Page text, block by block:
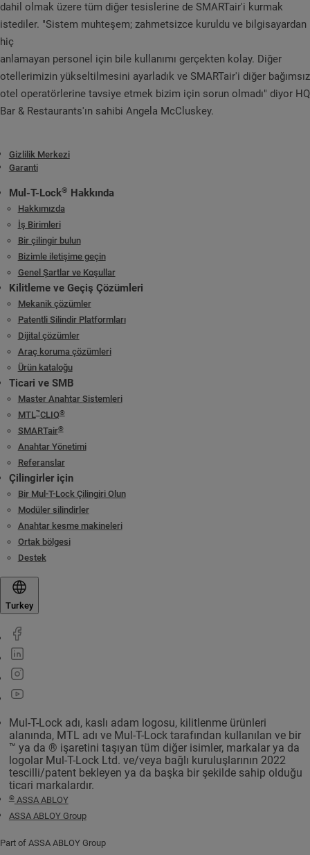
dahil olmak üzere tüm diğer tesislerine de SMARTair'i kurmak
istediler. "Sistem muhteşem; zahmetsizce kuruldu ve bilgisayardan
hiç
anlamayan personel için bile kullanımı gerçekten kolay. Diğer
otellerimizin yükseltilmesini ayarladık ve SMARTair'i diğer bağımsız
otel operatörlerine tavsiye etmek bizim için sorun olmadı" diyor HQ
Bar & Restaurants'ın sahibi Angela McCluskey.
Gizlilik Merkezi
Garanti
Mul-T-Lock® Hakkında
Hakkımızda
İş Birimleri
Bir çilingir bulun
Bizimle iletişime geçin
Genel Şartlar ve Koşullar
Kilitleme ve Geçiş Çözümleri
Mekanik çözümler
Patentli Silindir Platformları
Dijital çözümler
Araç koruma çözümleri
Ürün kataloğu
Ticari ve SMB
Master Anahtar Sistemleri
MTL™CLIQ®
SMARTair®
Anahtar Yönetimi
Referanslar
Çilingirler için
Bir Mul-T-Lock Çilingiri Olun
Modüler silindirler
Anahtar kesme makineleri
Ortak bölgesi
Destek
Turkey
Mul-T-Lock adı, kaslı adam logosu, kilitlenme ürünleri
alanında, MTL adı ve Mul-T-Lock tarafından kullanılan ve bir
™ ya da ® işaretini taşıyan tüm diğer isimler, markalar ya da
logolar Mul-T-Lock Ltd. ve/veya bağlı kuruluşlarının 2022
tescilli/patent bekleyen ya da başka bir şekilde sahip olduğu
ticari markalardır.
©ASSA ABLOY
ASSA ABLOY Group
Part of ASSA ABLOY Group